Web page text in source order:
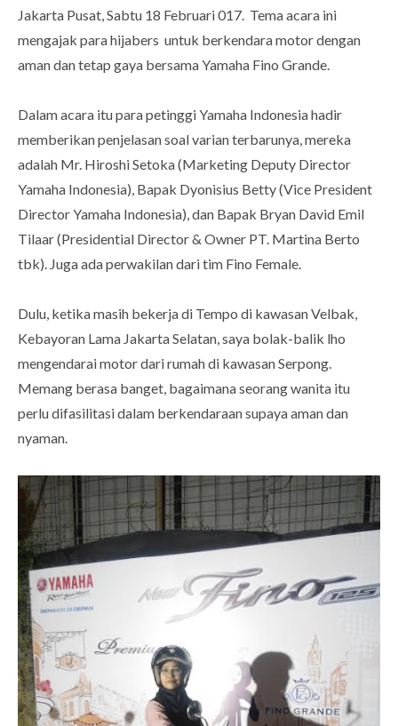
Jakarta Pusat, Sabtu 18 Februari 017. Tema acara ini
mengajak para hijabers untuk berkendara motor dengan
aman dan tetap gaya bersama Yamaha Fino Grande.
Dalam acara itu para petinggi Yamaha Indonesia hadir
memberikan penjelasan soal varian terbarunya, mereka
adalah Mr. Hiroshi Setoka (Marketing Deputy Director
Yamaha Indonesia), Bapak Dyonisius Betty (Vice President
Director Yamaha Indonesia), dan Bapak Bryan David Emil
Tilaar (Presidential Director & Owner PT. Martina Berto
tbk). Juga ada perwakilan dari tim Fino Female.
Dulu, ketika masih bekerja di Tempo di kawasan Velbak,
Kebayoran Lama Jakarta Selatan, saya bolak-balik lho
mengendarai motor dari rumah di kawasan Serpong.
Memang berasa banget, bagaimana seorang wanita itu
perlu difasilitasi dalam berkendaraan supaya aman dan
nyaman.